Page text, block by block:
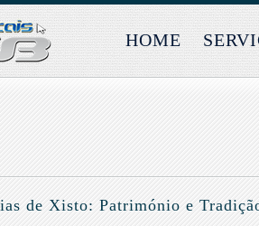
HOME
de Xisto: Património e